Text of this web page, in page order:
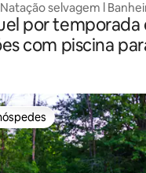
selvagem l
por temporada
com piscina
preferidos dos hóspedes